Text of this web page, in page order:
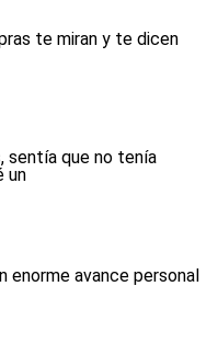
te miran y te dicen
sentía que no tenía
un
enorme avance personal